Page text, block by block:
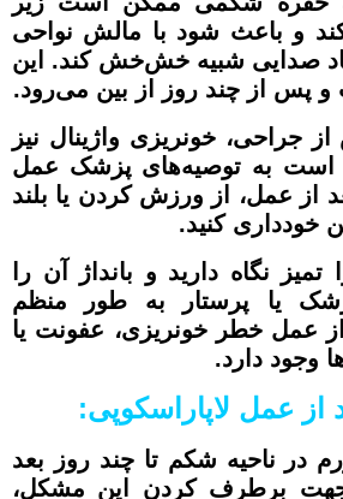
و باعث شود با مالش نواحی
صدایی شبیه خش‌خش کند. این
پس از چند روز از بین می‌رود.
جراحی، خونریزی واژینال نیز
است به توصیه‌های پزشک عمل
از عمل، از ورزش کردن یا بلند
خودداری کنید.
نگاه دارید و بانداژ آن را
یا پرستار به طور منظم
عمل خطر خونریزی، عفونت یا
وجود دارد.
از عمل لاپاراسکوپی:
در ناحیه شکم تا چند روز بعد
برطرف کردن این مشکل،